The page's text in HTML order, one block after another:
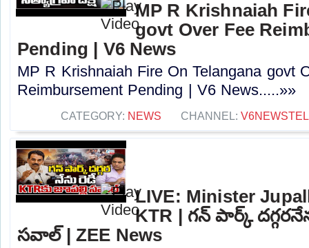
MP R Krishnaiah
govt Over Fee
Pending | V6 News
MP R Krishnaiah Fire On Telangana govt
Reimbursement Pending | V6 News.....»»
CATEGORY: NEWS CHANNEL:
LIVE: Minister
KTR | గన్ పార్క్
సవాల్ | ZEE News